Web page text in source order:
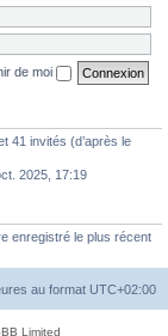
de moi
41 invités (d’après le
2025, 17:19
enregistré le plus récent
au format UTC+02:00
Limited